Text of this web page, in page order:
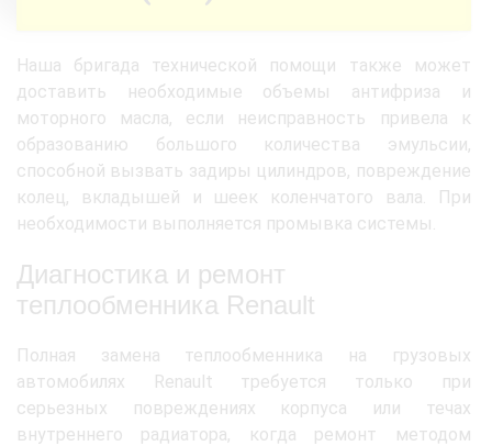
Наша бригада технической помощи также может
доставить необходимые объемы антифриза и
моторного масла, если неисправность привела к
образованию большого количества эмульсии,
способной вызвать задиры цилиндров, повреждение
колец, вкладышей и шеек коленчатого вала. При
необходимости выполняется промывка системы.
Диагностика и ремонт
теплообменника Renault
Полная замена теплообменника на грузовых
автомобилях Renault требуется только при
серьезных повреждениях корпуса или течах
внутреннего радиатора, когда ремонт методом